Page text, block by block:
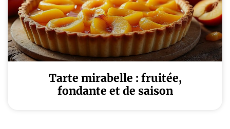
Tarte mirabelle : fruitée,
fondante et de saison